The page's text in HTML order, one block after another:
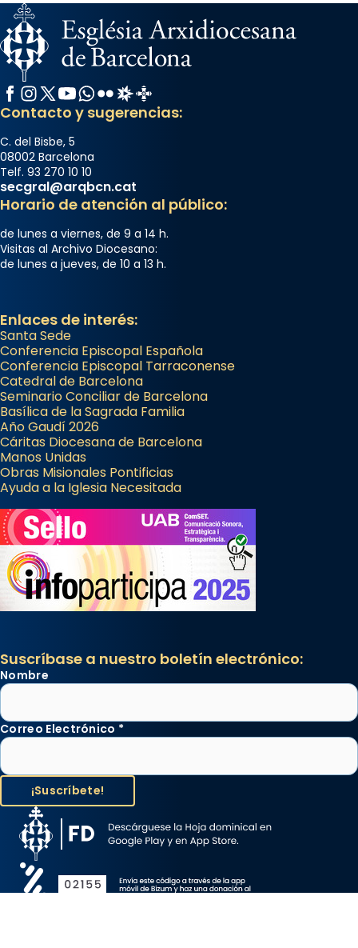
Facebook
Instagram
X / Twitter
YouTube
WhatsApp
FlickrRadio Estel
Catalunya Cristiana
Contacto y sugerencias:
C. del Bisbe, 5
08002 Barcelona
Telf. 93 270 10 10
secgral@arqbcn.cat
Horario de atención al público:
de lunes a viernes, de 9 a 14 h.
Visitas al Archivo Diocesano:
de lunes a jueves, de 10 a 13 h.
Enlaces de interés:
Santa Sede
Conferencia Episcopal Española
Conferencia Episcopal Tarraconense
Catedral de Barcelona
Seminario Conciliar de Barcelona
Basílica de la Sagrada Familia
Año Gaudí 2026
Cáritas Diocesana de Barcelona
Manos Unidas
Obras Misionales Pontificias
Ayuda a la Iglesia Necesitada
Suscríbase a nuestro boletín electrónico:
Nombre
Correo Electrónico *